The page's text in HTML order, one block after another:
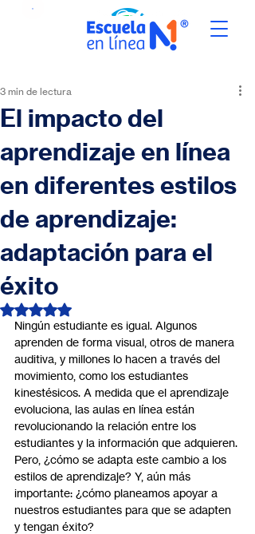
El impacto del
aprendizaje en línea
en diferentes estilos
de aprendizaje:
adaptación para el
éxito
3 min de lectura
Obtuvo NaN de 5 estrellas.
Ningún estudiante es igual. Algunos
aprenden de forma visual, otros de manera
auditiva, y millones lo hacen a través del
movimiento, como los estudiantes
kinestésicos. A medida que el aprendizaje
evoluciona, las aulas en línea están
revolucionando la relación entre los
estudiantes y la información que adquieren.
Pero, ¿cómo se adapta este cambio a los
estilos de aprendizaje? Y, aún más
importante: ¿cómo planeamos apoyar a
nuestros estudiantes para que se adapten
y tengan éxito?